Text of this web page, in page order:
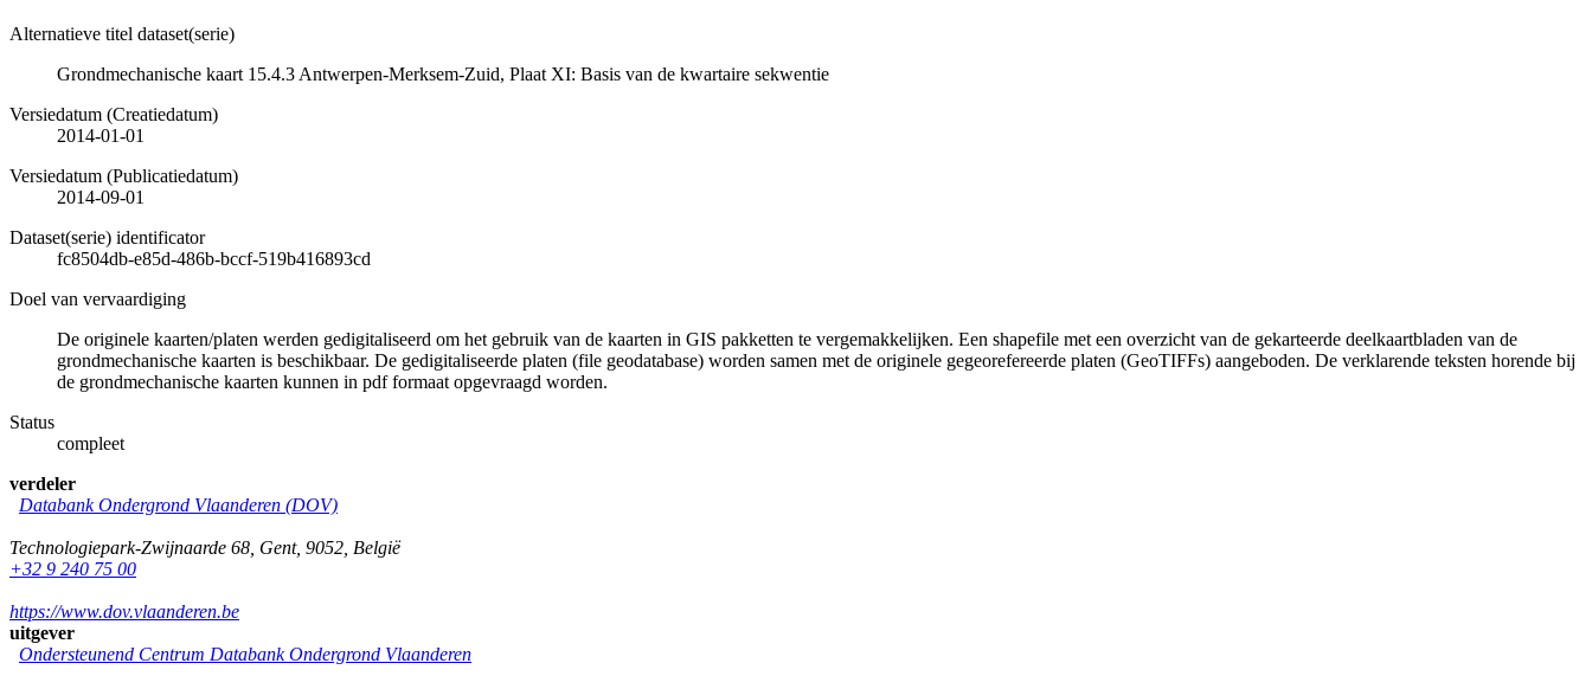
Alternatieve titel dataset(serie)
Grondmechanische kaart 15.4.3 Antwerpen-Merksem-Zuid, Plaat XI: Basis van de kwartaire sekwentie
Versiedatum (Creatiedatum)
2014-01-01
Versiedatum (Publicatiedatum)
2014-09-01
Dataset(serie) identificator
fc8504db-e85d-486b-bccf-519b416893cd
Doel van vervaardiging
De originele kaarten/platen werden gedigitaliseerd om het gebruik van de kaarten in GIS pakketten te vergemakkelijken. Een shapefile met een overzicht van de gekarteerde deelkaartbladen van de
grondmechanische kaarten is beschikbaar. De gedigitaliseerde platen (file geodatabase) worden samen met de originele gegeorefereerde platen (GeoTIFFs) aangeboden. De verklarende teksten horende bij
de grondmechanische kaarten kunnen in pdf formaat opgevraagd worden.
Status
compleet
verdeler
Databank Ondergrond Vlaanderen (DOV)
Technologiepark-Zwijnaarde 68 Gent, 9052 België
+32 9 240 75 00
https://www.dov.vlaanderen.be
uitgever
Ondersteunend Centrum Databank Ondergrond Vlaanderen